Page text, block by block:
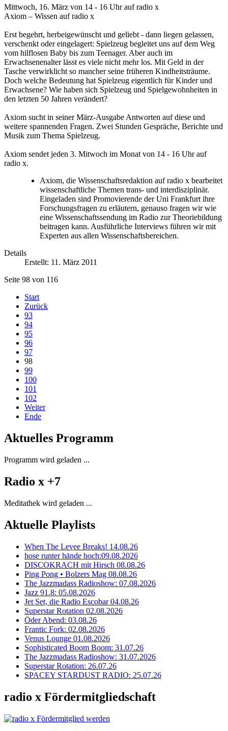
Mittwoch, 16. März von 14 - 16 Uhr auf radio x
Axiom – Wissen auf radio x
Erst begehrt, herbeigewünscht und geliebt - dann liegen gelassen,
verschenkt oder eingelagert: Spielzeug begleitet uns auf dem Weg
vom hilflosen Baby bis zum Teenager. Aber auch im
Erwachsenenalter lässt es viele nicht mehr los. Mit Geld in der
Tasche verwirklicht so mancher seine früheren Kindheitsträume.
Doch welche Bedeutung hat Spielzeug eigentlich für Kinder und
Erwachsene? Wie haben sich Spielzeug und Spielgewohnheiten in
den letzten 50 Jahren verändert?
Axiom sucht in seiner März-Ausgabe Antworten auf diese und
weitere spannenden Fragen. Zwei Stunden Gespräche, Berichte und
Musik zum Thema Spielzeug.
Axiom sendet jeden 3. Mitwoch im Monat von 14 - 16 Uhr auf
radio x.
Axiom, die Wissenschaftsredaktion auf radio x bearbeitet
wissenschaftliche Themen trans- und interdisziplinär.
Eingeladen sind Promovierende der Uni Frankfurt ihre
Forschungsfragen zu erläutern, genauso fragen wir wie
eine Wissenschaftssendung im Radio zur Theoriebildung
beitragen kann. Ausführliche Interviews führen wir mit
Experten aus allen Wissenschaftsbereichen.
Details
Erstellt: 11. März 2011
Seite 98 von 116
Start
Zurück
93
94
95
96
97
98
99
100
101
102
Weiter
Ende
Aktuelles Programm
Programm wird geladen ...
Radio x +7
Meditathek wird geladen ...
Aktuelle Playlists
When The Levee Breaks! 14.08.26
hose runter hände hoch:09.08.2026
DISCOKRACH mit Hirsch 08.08.26
Ping Pong • Bolzers Mag 08.08.26
The Jazzmadass Radioshow: 07.08.2026
Jazz 91.8: 05.08.2026
Jet Set, die Radio Escobar 04.08.26
Superstar Rotation 02.08.2026
Öder Abend: 03.08.26
Frantic Fork: 02.08.2026
Venus Lounge 01.08.2026
Sophisticated Boom Boom: 31.07.26
The Jazzmadass Radioshow: 31.07.2026
Superstar Rotation: 26.07.26
SPACEY STARDUST RADIO: 25.07.26
radio x Fördermitgliedschaft